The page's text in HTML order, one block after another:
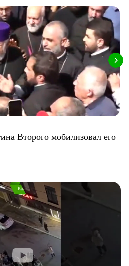
Второго мобилизовал его